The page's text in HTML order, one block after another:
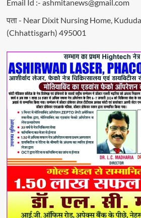
Email Id :- ashmitanews@gmail.com
पता - Near Dixit Nursing Home,
(Chhattisgarh) 495001